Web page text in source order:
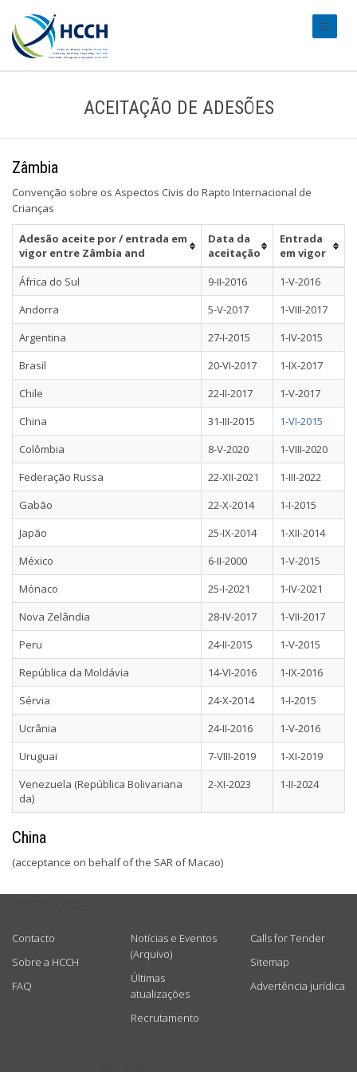
ACEITAÇÃO DE ADESÕES
Zâmbia
Convenção sobre os Aspectos Civis do Rapto Internacional de
Crianças
Adesão aceite por / entrada em
vigor entre Zâmbia and
Data da
aceitação
Entrada
em vigor
África do Sul
9-II-2016
1-V-2016
Andorra
5-V-2017
1-VIII-2017
Argentina
27-I-2015
1-IV-2015
Brasil
20-VI-2017
1-IX-2017
Chile
22-II-2017
1-V-2017
China
31-III-2015
1-VI-2015
Colômbia
8-V-2020
1-VIII-2020
Federação Russa
22-XII-2021
1-III-2022
Gabão
22-X-2014
1-I-2015
Japão
25-IX-2014
1-XII-2014
México
6-II-2000
1-V-2015
Mónaco
25-I-2021
1-IV-2021
Nova Zelândia
28-IV-2017
1-VII-2017
Peru
24-II-2015
1-V-2015
República da Moldávia
14-VI-2016
1-IX-2016
Sérvia
24-X-2014
1-I-2015
Ucrânia
24-II-2016
1-V-2016
Uruguai
7-VIII-2019
1-XI-2019
Venezuela (República Bolivariana
da)
2-XI-2023 1-II-2024
China
(acceptance on behalf of the SAR of Macao)
Contacto
Sobre a HCCH
FAQ
Notícias e Eventos
(Arquivo)
Últimas
atualizações
Recrutamento
Calls for Tender
Sitemap
Advertência jurídica